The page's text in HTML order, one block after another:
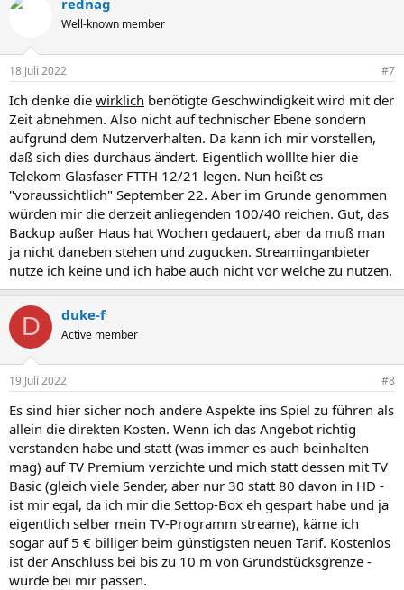
k
e
:
rednag
Well-known member
18 Juli 2022 #7
Ich denke die wirklich benötigte Geschwindigkeit wird mit der
Zeit abnehmen. Also nicht auf technischer Ebene sondern
aufgrund dem Nutzerverhalten. Da kann ich mir vorstellen,
daß sich dies durchaus ändert. Eigentlich wolllte hier die
Telekom Glasfaser FTTH 12/21 legen. Nun heißt es
"voraussichtlich" September 22. Aber im Grunde genommen
würden mir die derzeit anliegenden 100/40 reichen. Gut, das
Backup außer Haus hat Wochen gedauert, aber da muß man
ja nicht daneben stehen und zugucken. Streaminganbieter
nutze ich keine und ich habe auch nicht vor welche zu nutzen.
D duke-f
Active member
19 Juli 2022 #8
Es sind hier sicher noch andere Aspekte ins Spiel zu führen als
allein die direkten Kosten. Wenn ich das Angebot richtig
verstanden habe und statt (was immer es auch beinhalten
mag) auf TV Premium verzichte und mich statt dessen mit TV
Basic (gleich viele Sender, aber nur 30 statt 80 davon in HD -
ist mir egal, da ich mir die Settop-Box eh gespart habe und ja
eigentlich selber mein TV-Programm streame), käme ich
sogar auf 5 € billiger beim günstigsten neuen Tarif. Kostenlos
ist der Anschluss bei bis zu 10 m von Grundstücksgrenze -
würde bei mir passen.